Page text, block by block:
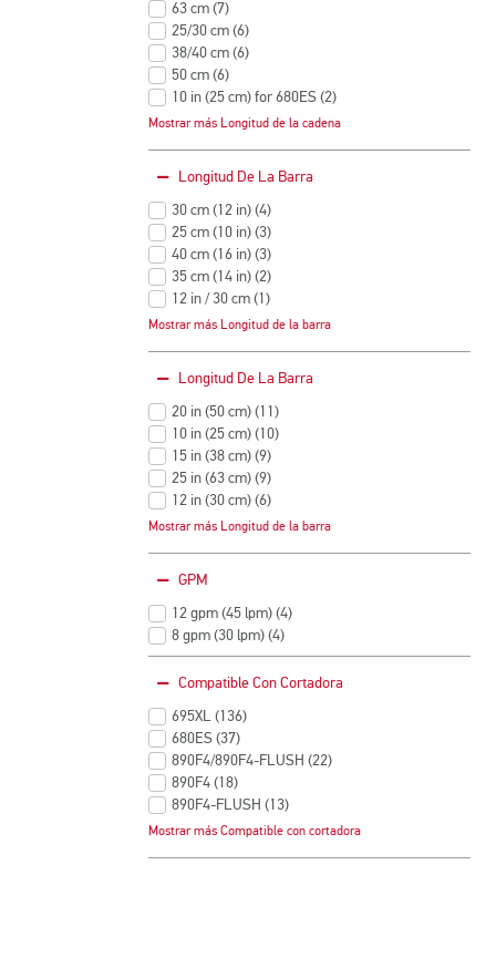
63 cm (7
Productos
)
25/30 cm (6
Productos
)
38/40 cm (6
Productos
)
50 cm (6
Productos
)
10 in (25 cm) for 680ES (2)
25 cm(2 )
Productos
40 cm(2
Productos
)
25 cm (10 in) (1
Productos
)
25 cm/30 cm (1
Productos
)
35 cm/14 in(1
Productos
)
38 cm/40 cm (1
Productos
)
40 cm/16 in(1)
50 cm (20 in)(1)
Mostrar más Longitud de la cadena
Longitud De La Barra
30 cm (12 in) (4
Productos
)
25 cm (10 in) (3
Productos
)
40 cm (16 in) (3
Productos
)
35 cm (14 in) (2
Productos
)
12 in / 30 cm (1 )
16in/40cm(1)
Productos
63 cm / 25 in(1
Productos
)
Mostrar más Longitud de la barra
Longitud De La Barra
20 in (50 cm) (11
Productos
)
10 in (25 cm) (10
Productos
)
15 in (38 cm) (9
Productos
)
25 in (63 cm) (9
Productos
)
12 in (30 cm) (6)
16 in (40 cm)(4)
Mostrar más Longitud de la barra
GPM
12 gpm (45 lpm) (4
Productos
)
8 gpm (30 lpm) (4)
Compatible Con Cortadora
695XL (136
Productos
)
680ES (37
Productos
)
890F4/890F4-FLUSH (22
Productos
)
890F4 (18
Productos
)
890F4-FLUSH (13)
701-A(5)
Mostrar más Compatible con cortadora